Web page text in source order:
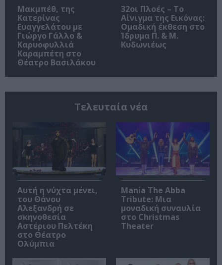
Μακμπέθ, της
Κατερίνας
Ευαγγελάτου με
Γιώργο Γάλλο &
Καρυοφυλλιά
Καραμπέτη στο
Θέατρο Βασιλάκου
32οι Πλοές – Το
Αίνιγμα της Εικόνας:
Ομαδική έκθεση στο
Ίδρυμα Π. & Μ.
Κυδωνιέως
Τελευταία νέα
Αυτή η νύχτα μένει,
του Θάνου
Αλεξανδρή σε
σκηνοθεσία
Αστέριου Πελτέκη
στο Θέατρο
Ολύμπια
Mania The Abba
Tribute: Μια
μοναδική συναυλία
στο Christmas
Theater